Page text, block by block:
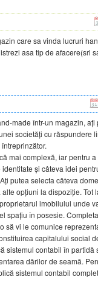
care sa vinda lucruri
asa tip de afacere(srl
made într-un magazin, ați
societăți cu răspundere
mai complexă, iar pentru
și câteva idei
putea selecta câteva
opțiuni la dispoziție. Tot
imobilului unde
spațiu în posesie.
să vi le comunice
capitalului social
sistemul contabil în partidă
dărilor de seamă.
sistemul contabil